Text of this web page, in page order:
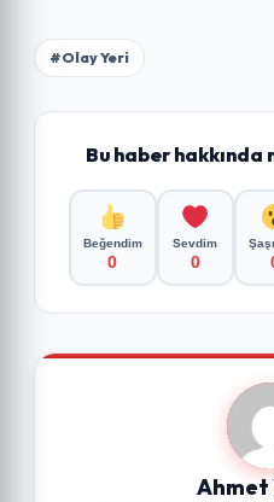
#Olay Yeri
Bu haber hakkında
Beğendim
0
Sevdim
0
Ahmet